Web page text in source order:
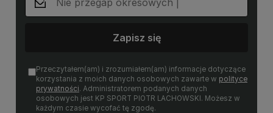
Zapisz się
Przeczytałem(am) i zrozumiałem(am) informacje dotyczące
korzystania z moich danych osobowych zawarte w polityce
prywatności. Administratorem podanych danych
osobowych jest KP SPORT PIOTR LACHOWSKI. Możesz w
każdym czasie wycofać tę zgodę.